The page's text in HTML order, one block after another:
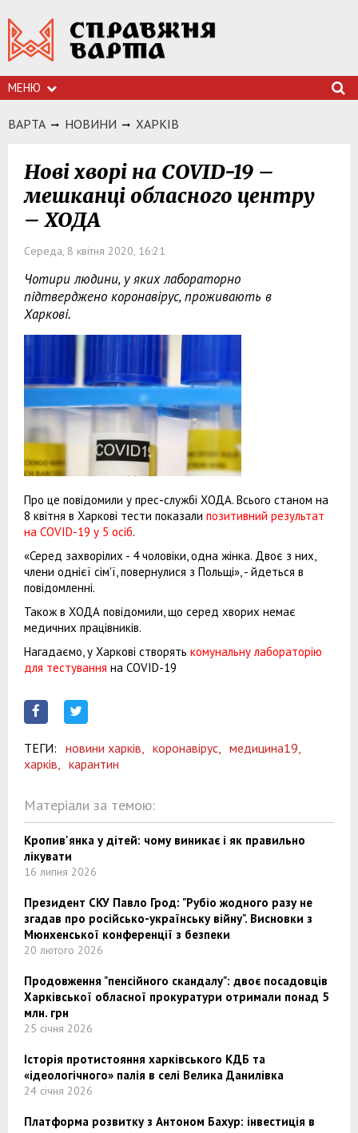
МЕНЮ
ВАРТА НОВИНИ ХАРКIВ
Нові хворі на COVID-19 –
мешканці обласного центру
– ХОДА
Середа, 8 квітня 2020, 16:21
Чотири людини, у яких лабораторно
підтверджено коронавірус, проживають в
Харкові.
Про це повідомили у прес-службі ХОДА. Всього станом на
8 квітня в Харкові тести показали позитивний результат
на COVID-19 у 5 осіб.
«Серед захворілих - 4 чоловіки, одна жінка. Двоє з них,
члени однієї сім'ї, повернулися з Польщі», - йдеться в
повідомленні.
Також в ХОДА повідомили, що серед хворих немає
медичних працівників.
Нагадаємо, у Харкові створять комунальну лабораторію
для тестування на COVID-19
ТЕГИ: новини харків, коронавірус,
медицина19,
харків,
карантин
Матеріали за темою:
Кропив'янка у дітей: чому виникає і як правильно
лікувати
16 липня 2026
Президент СКУ Павло Грод: "Рубіо жодного разу не
згадав про російсько-українську війну". Висновки з
Мюнхенської конференції з безпеки
20 лютого 2026
Продовження "пенсійного скандалу": двоє посадовців
Харківської обласної прокуратури отримали понад 5
млн. грн
25 січня 2026
Історія протистояння харківського КДБ та
«ідеологічного» палія в селі Велика Данилівка
24 січня 2026
Платформа розвитку з Антоном Бахур: інвестиція в